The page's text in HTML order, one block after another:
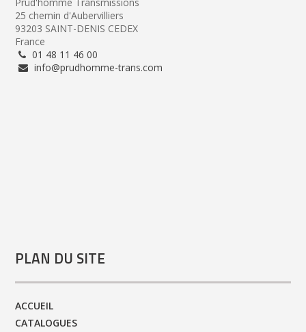
25 chemin d'Aubervilliers
93203 SAINT-DENIS CEDEX
France
01 48 11 46 00
info@prudhomme-trans.com
PLAN DU SITE
ACCUEIL
CATALOGUES